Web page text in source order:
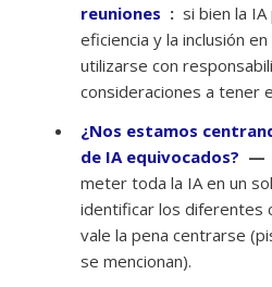
reuniones : si bien la
eficiencia y la inclusión
utilizarse con
consideraciones a tener
¿Nos estamos
de IA equivocados? —
meter toda la IA en un
identificar los diferentes
vale la pena centrarse
se mencionan).